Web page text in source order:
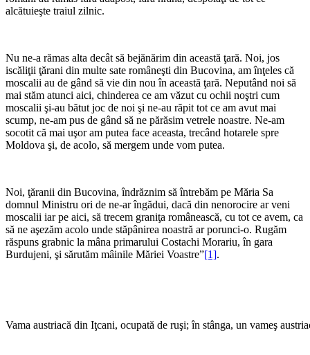
alcătuieşte traiul zilnic.
Nu ne-a rămas alta decât să bejănărim din această ţară. Noi, jos
iscăliţii ţărani din multe sate româneşti din Bucovina, am înţeles că
moscalii au de gând să vie din nou în această ţară. Neputând noi să
mai stăm atunci aici, chinderea ce am văzut cu ochii noştri cum
moscalii şi-au bătut joc de noi şi ne-au răpit tot ce am avut mai
scump, ne-am pus de gând să ne părăsim vetrele noastre. Ne-am
socotit că mai uşor am putea face aceasta, trecând hotarele spre
Moldova şi, de acolo, să mergem unde vom putea.
Noi, ţăranii din Bucovina, îndrăznim să întrebăm pe Măria Sa
domnul Ministru ori de ne-ar îngădui, dacă din nenorocire ar veni
moscalii iar pe aici, să trecem graniţa românească, cu tot ce avem, ca
să ne aşezăm acolo unde stăpânirea noastră ar porunci-o. Rugăm
răspuns grabnic la mâna primarului Costachi Morariu, în gara
Burdujeni, şi sărutăm mâinile Măriei Voastre”[1].
Vama austriacă din Iţcani, ocupată de ruşi; în stânga, un vameş